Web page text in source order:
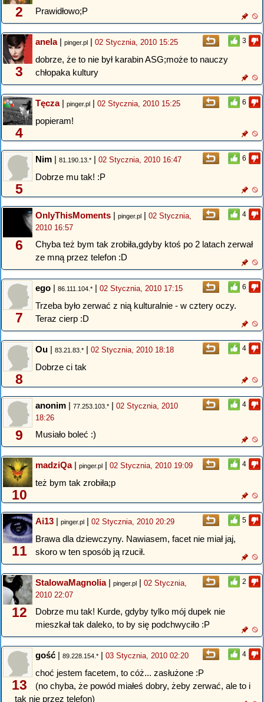
2 Prawidłowo;P
3
3
anela| pinger.pl | 02 Stycznia, 2010 15:25
dobrze, że to nie był karabin ASG;może to nauczy
chłopaka kultury
6
4
Tęcza| pinger.pl | 02 Stycznia, 2010 15:25
popieram!
6
5
Nim | 81.190.13.* | 02 Stycznia, 2010 16:47
Dobrze mu tak! :P
4
6
OnlyThisMoments | pinger.pl | 02 Stycznia,
2010 16:57
Chyba też bym tak zrobiła,gdyby ktoś po 2 latach zerwał
ze mną przez telefon :D
6
7
ego | 86.111.104.* | 02 Stycznia, 2010 17:15
Trzeba było zerwać z nią kulturalnie - w cztery oczy.
Teraz cierp :D
4
8
Ou | 83.21.83.* | 02 Stycznia, 2010 18:18
Dobrze ci tak
4
9
anonim | 77.253.103.* | 02 Stycznia, 2010
18:26
Musiało boleć :)
4
10
madziQa| pinger.pl | 02 Stycznia, 2010 19:09
też bym tak zrobiła;p
5
11
Ai13 | pinger.pl | 02 Stycznia, 2010 20:29
Brawa dla dziewczyny. Nawiasem, facet nie miał jaj,
skoro w ten sposób ją rzucił.
2
12
StalowaMagnolia| pinger.pl | 02 Stycznia,
2010 22:07
Dobrze mu tak! Kurde, gdyby tylko mój dupek nie
mieszkał tak daleko, to by się podchwyciło :P
4
13
gość | 89.228.154.* | 03 Stycznia, 2010 02:20
choć jestem facetem, to cóż... zasłużone :P
(no chyba, że powód miałeś dobry, żeby zerwać, ale to i
tak nie przez telefon)